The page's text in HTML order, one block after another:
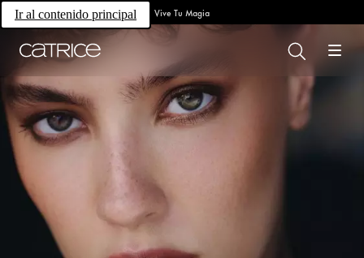
Ir al contenido principal Vive Tu Magia